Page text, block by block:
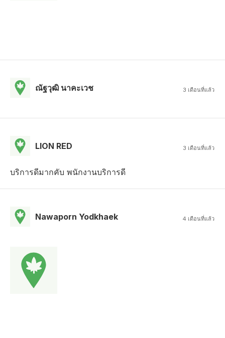
ณัฐวุฒิ นาคะเวช 3 เดือนที่แล้ว
LION RED 3 เดือนที่แล้ว
บริการดีมากคับ พนักงานบริการดี
Nawaporn Yodkhaek 4 เดือนที่แล้ว